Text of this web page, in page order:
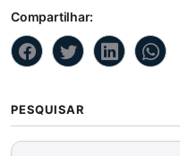
Compartilhar:
PESQUISAR